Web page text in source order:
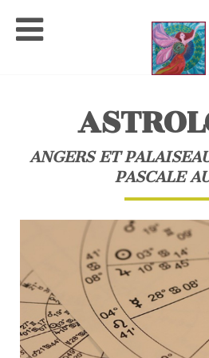
ANGERS ET
PASCALE